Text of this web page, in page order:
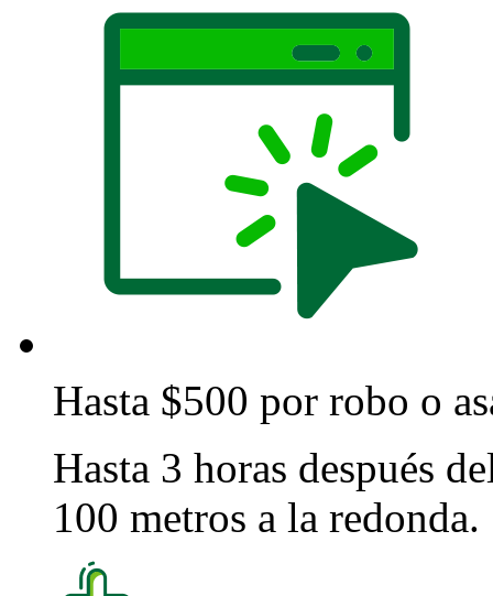
Hasta $500 por robo o
Hasta 3 horas después
100 metros a la redonda.